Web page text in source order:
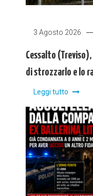
3 Agosto 2026
Cessalto
di strozzarlo e lo
Leggi tutto